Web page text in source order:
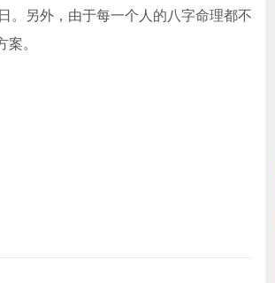
。另外，由于每一个人的八字命理都不
。